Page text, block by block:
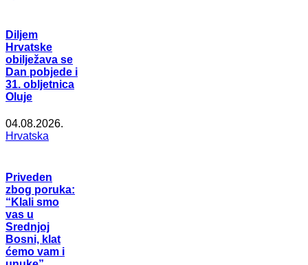
Diljem
Hrvatske
obilježava se
Dan pobjede i
31. obljetnica
Oluje
04.08.2026.
Hrvatska
Priveden
zbog poruka:
“Klali smo
vas u
Srednjoj
Bosni, klat
ćemo vam i